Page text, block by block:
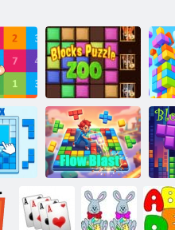
Zoo Block
Puzzle